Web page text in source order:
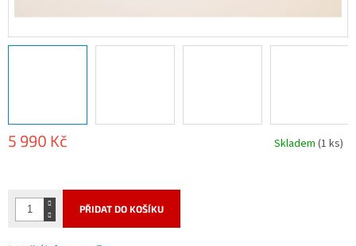
5 990 Kč Skladem(1 ks)
PŘIDAT DO KOŠÍKU